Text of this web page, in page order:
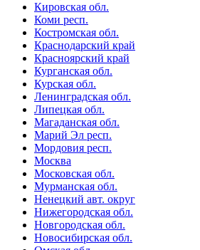
Кировская обл.
Коми респ.
Костромская обл.
Краснодарский край
Красноярский край
Курганская обл.
Курская обл.
Ленинградская обл.
Липецкая обл.
Магаданская обл.
Марий Эл респ.
Мордовия респ.
Москва
Московская обл.
Мурманская обл.
Ненецкий авт. округ
Нижегородская обл.
Новгородская обл.
Новосибирская обл.